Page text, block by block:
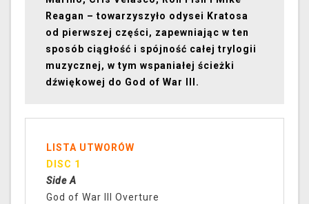
Reagan – towarzyszyło odysei Kratosa
od pierwszej części, zapewniając w ten
sposób ciągłość i spójność całej trylogii
muzycznej, w tym wspaniałej ścieżki
dźwiękowej do God of War III.
LISTA UTWORÓW
DISC 1
Side A
God of War III Overture